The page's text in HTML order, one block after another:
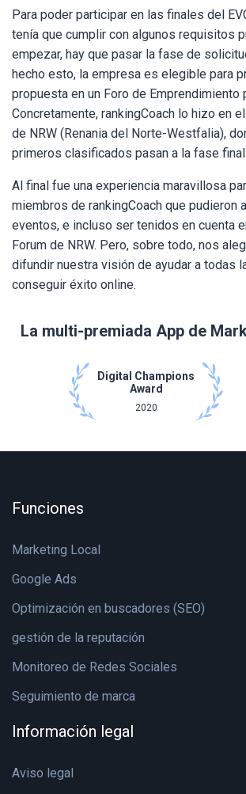
Para poder participar en las finales del
tenía que cumplir con algunos requisitos
empezar, hay que pasar la fase de
hecho esto, la empresa es elegible para
propuesta en un Foro de Emprendimiento
Concretamente, rankingCoach lo hizo en
de NRW (Renania del Norte-Westfalia),
primeros clasificados pasan a la fase final.
Al final fue una experiencia maravillosa
miembros de rankingCoach que pudieron
eventos, e incluso ser tenidos en cuenta
Forum de NRW. Pero, sobre todo, nos
difundir nuestra visión de ayudar a todas
conseguir éxito online.
La multi-premiada App de
Digital Champions
Award
2020
Funciones
Marketing Local
Google Ads
Optimización en buscadores (SEO)
gestión de la reputación
Monitoreo de Redes Sociales
Seguimiento de marca
Información legal
Aviso legal